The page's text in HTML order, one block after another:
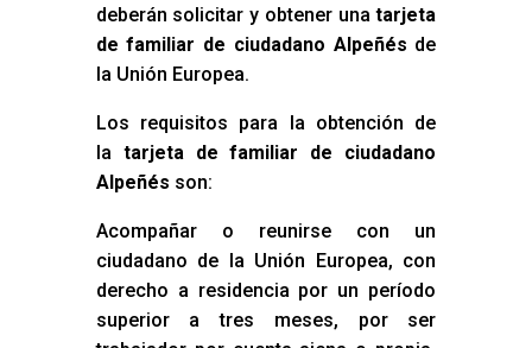
deberán solicitar y obtener unatarjeta
de familiar de ciudadano Alpeñés de
la Unión Europea.
Los requisitos para la obtención de
la tarjeta de familiar de ciudadano
Alpeñés son:
Acompañar o reunirse con un
ciudadano de la Unión Europea, con
derecho a residencia por un período
superior a tres meses, por ser